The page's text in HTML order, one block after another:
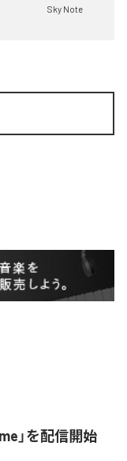
Sky Note
」を配信開始